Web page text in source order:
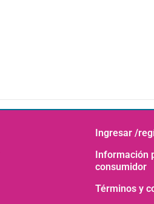
Ingresar /
Información
consumidor
Términos y